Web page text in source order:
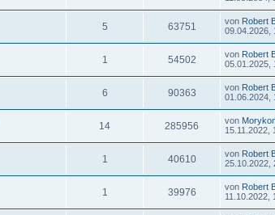
5 63751 von Robert
09.04.2026,
1 54502 von Robert
05.01.2025,
6 90363 von Robert
01.06.2024,
14 285956 von
15.11.2022,
1 40610 von Robert
25.10.2022,
1 39976 von Robert
11.10.2022,